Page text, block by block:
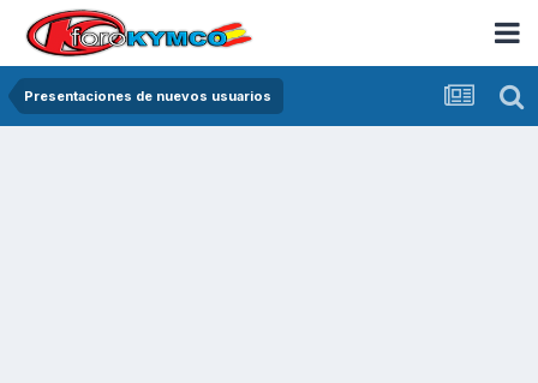
Presentaciones de nuevos usuarios